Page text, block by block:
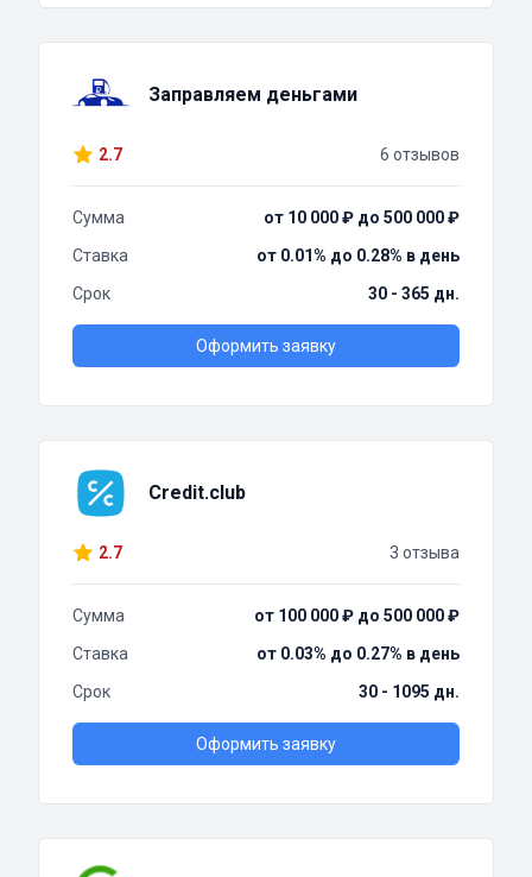
Заправляем деньгами
2.7 6 отзывов
Сумма
от 10 000 ₽ до 500 000 ₽
Ставка
от 0.01% до 0.28% в день
Срок
30 - 365 дн.
Оформить заявку
Credit.club
2.7 3 отзыва
Сумма
от 100 000 ₽ до 500 000 ₽
Ставка
от 0.03% до 0.27% в день
Срок
30 - 1095 дн.
Оформить заявку